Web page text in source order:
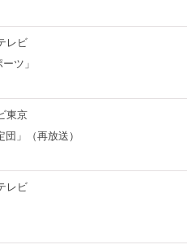
レビ
ツ」
東京
団」（再放送）
レビ